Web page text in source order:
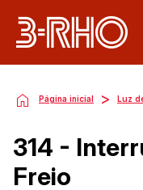
Página inicial > Luz
314 -
Freio